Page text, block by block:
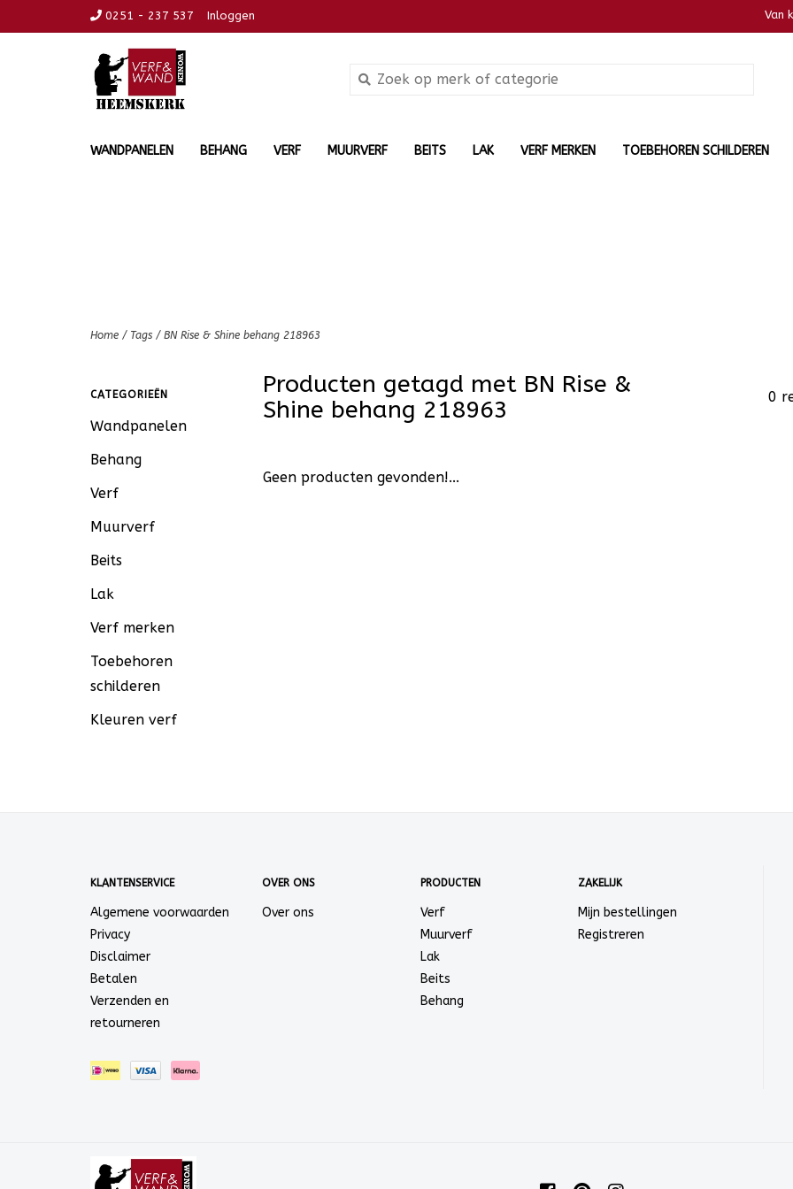
0251 - 237 537 Inloggen Van
WANDPANELEN BEHANG VERF MUURVERF BEITS LAK VERF MERKEN TOEBEHOREN SCHILDEREN
Home / Tags / BN Rise & Shine behang 218963
CATEGORIEËN
Wandpanelen
Behang
Verf
Muurverf
Beits
Lak
Verf merken
Toebehoren
schilderen
Kleuren verf
Producten getagd met BN Rise &
Shine behang 218963
0
Geen producten gevonden!...
KLANTENSERVICE
Algemene voorwaarden
Privacy
Disclaimer
Betalen
Verzenden en
retourneren
OVER ONS
Over ons
PRODUCTEN
Verf
Muurverf
Lak
Beits
Behang
ZAKELIJK
Mijn bestellingen
Registreren